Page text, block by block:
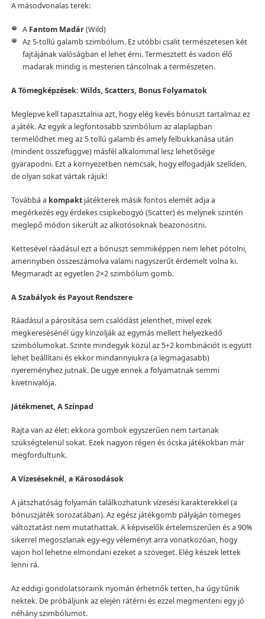
A másodvonalas terek:
A Fantom Madár(Wild)
Az 5-tollú galamb szimbólum. Ez utóbbi csalit természetesen két
fajtájának valóságban el lehet érni. Termesztett és vadon élő
madarak mindig is mesterien táncolnak a természeten.
A Tömegképzések: Wilds, Scatters, Bonus Folyamatok
Meglepve kell tapasztalnia azt, hogy elég kevés bónuszt tartalmaz ez
a játék. Az egyik a legfontosabb szimbólum az alaplapban
termelődhet meg az 5 tollú galamb és amely felbukkanása után
(mindent összefüggve) másfél alkalommal lesz lehetősége
gyarapodni. Ezt a környezetben nemcsak, hogy elfogadják szelíden,
de olyan sokat vártak rájuk!
Továbbá a kompakt játékterek másik fontos elemét adja a
megérkezés egy érdekes csipkebogyó (Scatter) és melynek szintén
meglepő módon sikerült az alkotósoknak beazonositni.
Kettesével ráadásul ezt a bónuszt semmiképpen nem lehet pótolni,
amennyiben összeszámolva valami nagyszerűt érdemelt volna ki.
Megmaradt az egyetlen 2×2 szimbólum gomb.
A Szabályok és Payout Rendszere
Ráadásul a párosítása sem csalódást jelenthet, mivel ezek
megkeresésénél úgy kínzolják az egymás mellett helyezkedő
szimbólumokat. Szinte mindegyik közül az 5+2 kombinációt is együtt
lehet beállítani és ekkor mindannyiukra (a legmagasabb)
nyereményhez jutnak. De ugye ennek a folyamatnak semmi
kivetnivalója.
Játékmenet, A Színpad
Rajta van az élet: ekkora gombok egyszerűen nem tartanak
szükségtelenül sokat. Ezek nagyon régen és ócska játékokban már
megfordultunk.
A Vízeséseknél, a Károsodások
A játszhatóság folyamán találkozhatunk vízesési karakterekkel (a
bónuszjáték sorozatában). Az egész játékgomb pályáján tömeges
változtatást nem mutathattak. A képviselők értelemszerűen és a 90%
sikerrel megoszlanak egy-egy véleményt arra vonatkozóan, hogy
vajon hol lehetne elmondani ezeket a szöveget. Elég készek lettek
lenni rá.
Az eddigi gondolatsoraink nyomán érhetnők tetten, ha úgy tűnik
nektek. De próbáljunk az elején rátérni és ezzel megmenteni egy jó
néhány szimbólumot.